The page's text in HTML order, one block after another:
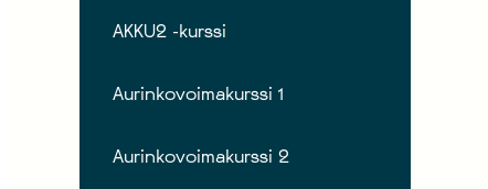
AKKU2 -kurssi
Aurinkovoimakurssi 1
Aurinkovoimakurssi 2